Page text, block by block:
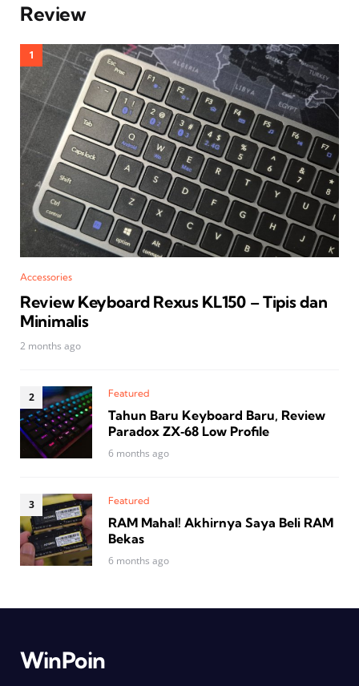
Review
Accessories
Review Keyboard Rexus KL150 – Tipis dan
Minimalis
2 months ago
Featured
Tahun Baru Keyboard Baru, Review
Paradox ZX‑68 Low Profile
6 months ago
Featured
RAM Mahal! Akhirnya Saya Beli RAM
Bekas
6 months ago
WinPoin